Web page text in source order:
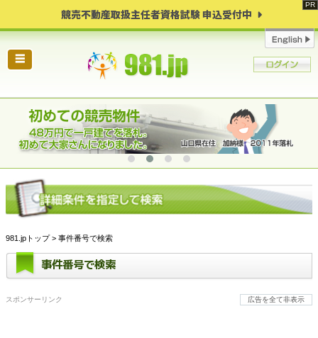
競売不動産取扱主任者資格試験 申込受付中
☰
981.jpトップ> 事件番号で検索
事件番号で検索
スポンサーリンク 広告を全て非表示